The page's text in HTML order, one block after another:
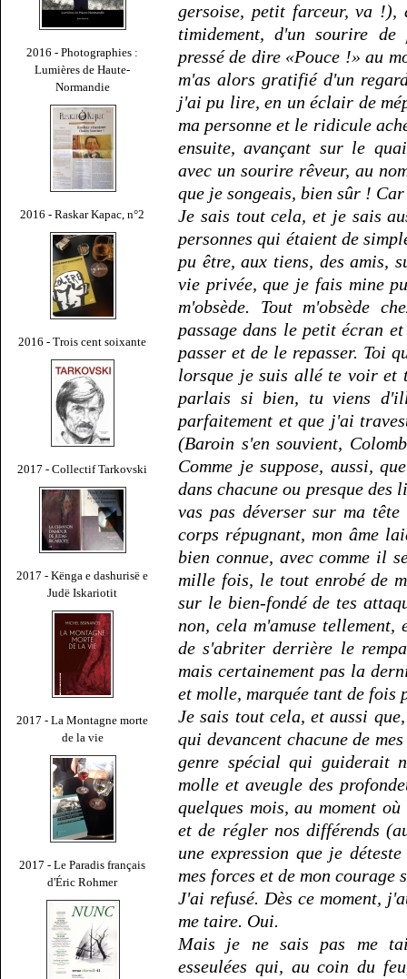
2016 - Photographies :
Lumières de Haute-
Normandie
2016 - Raskar Kapac, n°2
2016 - Trois cent soixante
2017 - Collectif Tarkovski
2017 - Kënga e dashurisë e
Judë Iskariotit
2017 - La Montagne morte
de la vie
2017 - Le Paradis français
d'Éric Rohmer
gersoise, petit farceur, va !),
timidement, d'un sourire
pressé de dire «Pouce !» au
m'as alors gratifié d'un
j'ai pu lire, en un éclair de
ma personne et le ridicule
ensuite, avançant sur le
avec un sourire rêveur, au
que je songeais, bien sûr ! Car
Je sais tout cela, et je sais
personnes qui étaient de
pu être, aux tiens, des amis,
vie privée, que je fais mine
m'obsède. Tout m'obsède
passage dans le petit écran
passer et de le repasser. Toi
lorsque je suis allé te voir et
parlais si bien, tu viens
parfaitement et que j'ai
(Baroin s'en souvient,
Comme je suppose, aussi,
dans chacune ou presque des
vas pas déverser sur ma
corps répugnant, mon âme
bien connue, avec comme il
mille fois, le tout enrobé de
sur le bien-fondé de tes
non, cela m'amuse
de s'abriter derrière le
mais certainement pas la
et molle, marquée tant de
Je sais tout cela, et aussi
qui devancent chacune de
genre spécial qui guiderait
molle et aveugle des
quelques mois, au moment
et de régler nos différends
une expression que je
mes forces et de mon courage
J'ai refusé. Dès ce moment,
me taire. Oui.
Mais je ne sais pas me
esseulées qui, au coin du